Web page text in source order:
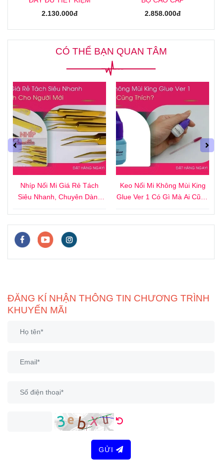
2.130.000đ
2.858.000đ
CÓ THỂ BẠN QUAN TÂM
Nhíp Nối Mi Giá Rẻ Tách
Siêu Nhanh, Chuyên Dành
Keo Nối Mi Không Mùi King
Glue Ver 1 Có Gì Mà Ai Cũng
ĐĂNG KÍ NHẬN THÔNG TIN CHƯƠNG TRÌNH
KHUYẾN MÃI
GỬI